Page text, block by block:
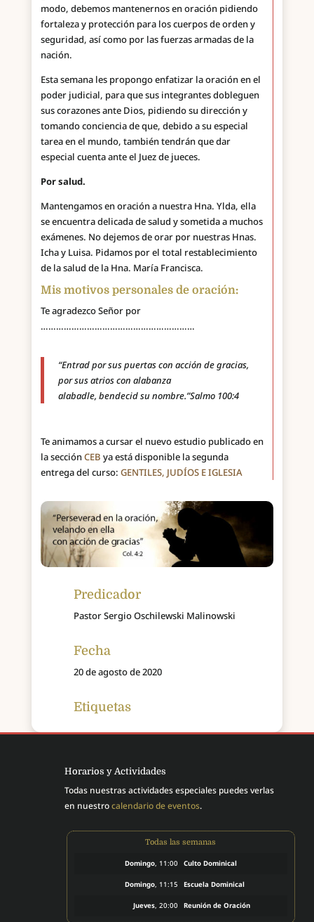
modo, debemos mantenernos en oración pidiendo
fortaleza y protección para los cuerpos de orden y
seguridad, así como por las fuerzas armadas de la
nación.
Esta semana les propongo enfatizar la oración en el
poder judicial, para que sus integrantes dobleguen
sus corazones ante Dios, pidiendo su dirección y
tomando conciencia de que, debido a su especial
tarea en el mundo, también tendrán que dar
especial cuenta ante el Juez de jueces.
Por salud.
Mantengamos en oración a nuestra Hna. Ylda, ella
se encuentra delicada de salud y sometida a muchos
exámenes. No dejemos de orar por nuestras Hnas.
Icha y Luisa. Pidamos por el total restablecimiento
de la salud de la Hna. María Francisca.
Mis motivos personales de oración:
Te agradezco Señor por
……………………………………………………
“Entrad por sus puertas con acción de gracias,
por sus atrios con alabanza
alabadle, bendecid su nombre.”Salmo 100:4
Te animamos a cursar el nuevo estudio publicado en
la secciónCEB ya está disponible la segunda
entrega del curso: GENTILES, JUDÍOS E IGLESIA
Predicador
Pastor Sergio Oschilewski Malinowski
Fecha
20 de agosto de 2020
Etiquetas
Horarios y Actividades
Todas nuestras actividades especiales puedes verlas
en nuestrocalendario de eventos.
Todas las semanas
Domingo, 11:00 Culto Dominical
Domingo, 11:15 Escuela Dominical
Jueves, 20:00 Reunión de Oración